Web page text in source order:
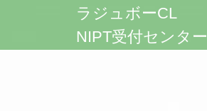
ラジュボーCL
NIPT受付センター